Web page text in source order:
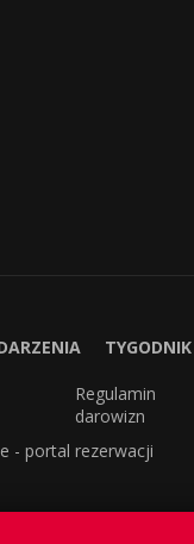
TYGODNIK
Regulamin
darowizn
- portal rezerwacji